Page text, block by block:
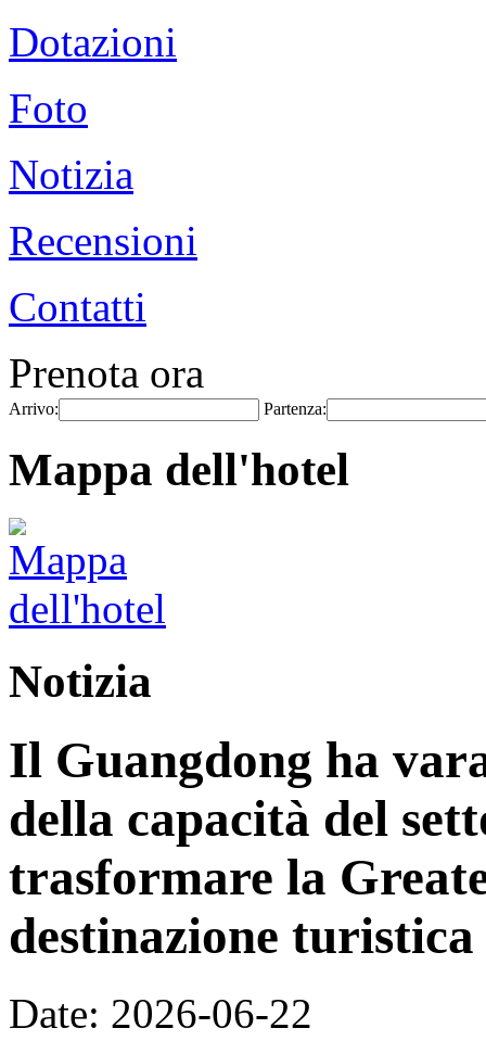
Dotazioni
Foto
Notizia
Recensioni
Contatti
Prenota ora
Arrivo: Partenza:
Mappa dell'hotel
Notizia
Il Guangdong ha
della capacità del
trasformare la
destinazione
Date: 2026-06-22